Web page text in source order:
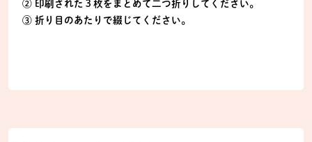
② 印刷された３枚をまとめて二つ折りしてください。
③ 折り目のあたりで綴じてください。